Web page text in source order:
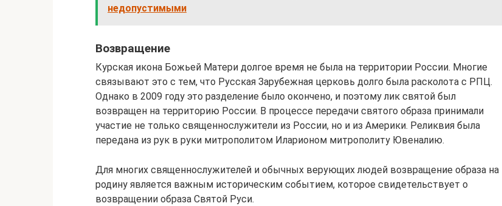
недопустимыми
Возвращение
Курская икона Божьей Матери долгое время не была на территории России. Многие
связывают это с тем, что Русская Зарубежная церковь долго была расколота с РПЦ.
Однако в 2009 году это разделение было окончено, и поэтому лик святой был
возвращен на территорию России. В процессе передачи святого образа принимали
участие не только священнослужители из России, но и из Америки. Реликвия была
передана из рук в руки митрополитом Иларионом митрополиту Ювеналию.
Для многих священнослужителей и обычных верующих людей возвращение образа на
родину является важным историческим событием, которое свидетельствует о
возвращении образа Святой Руси.